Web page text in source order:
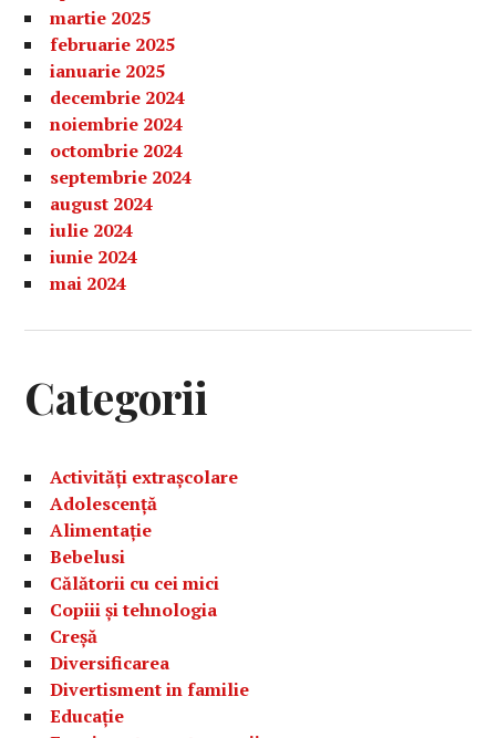
martie 2025
februarie 2025
ianuarie 2025
decembrie 2024
noiembrie 2024
octombrie 2024
septembrie 2024
august 2024
iulie 2024
iunie 2024
mai 2024
Categorii
Activități extrașcolare
Adolescență
Alimentație
Bebelusi
Călătorii cu cei mici
Copiii și tehnologia
Creșă
Diversificarea
Divertisment in familie
Educație